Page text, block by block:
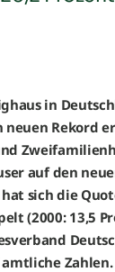
in
neuen Rekord
auf den
sich die
(2000: 13,5
Zahlen.